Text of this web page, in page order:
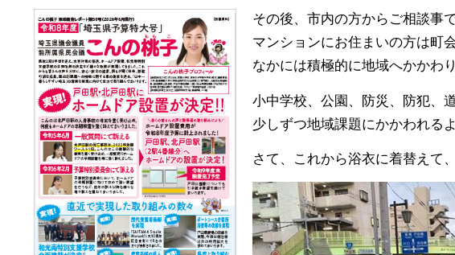
その後、市内の方からご相談事
マンションにお住まいの方は町
なかには積極的に地域へかかわ
小中学校、公園、防災、防犯、
少しずつ地域課題にかかわれる
さて、これから浴衣に着替えて